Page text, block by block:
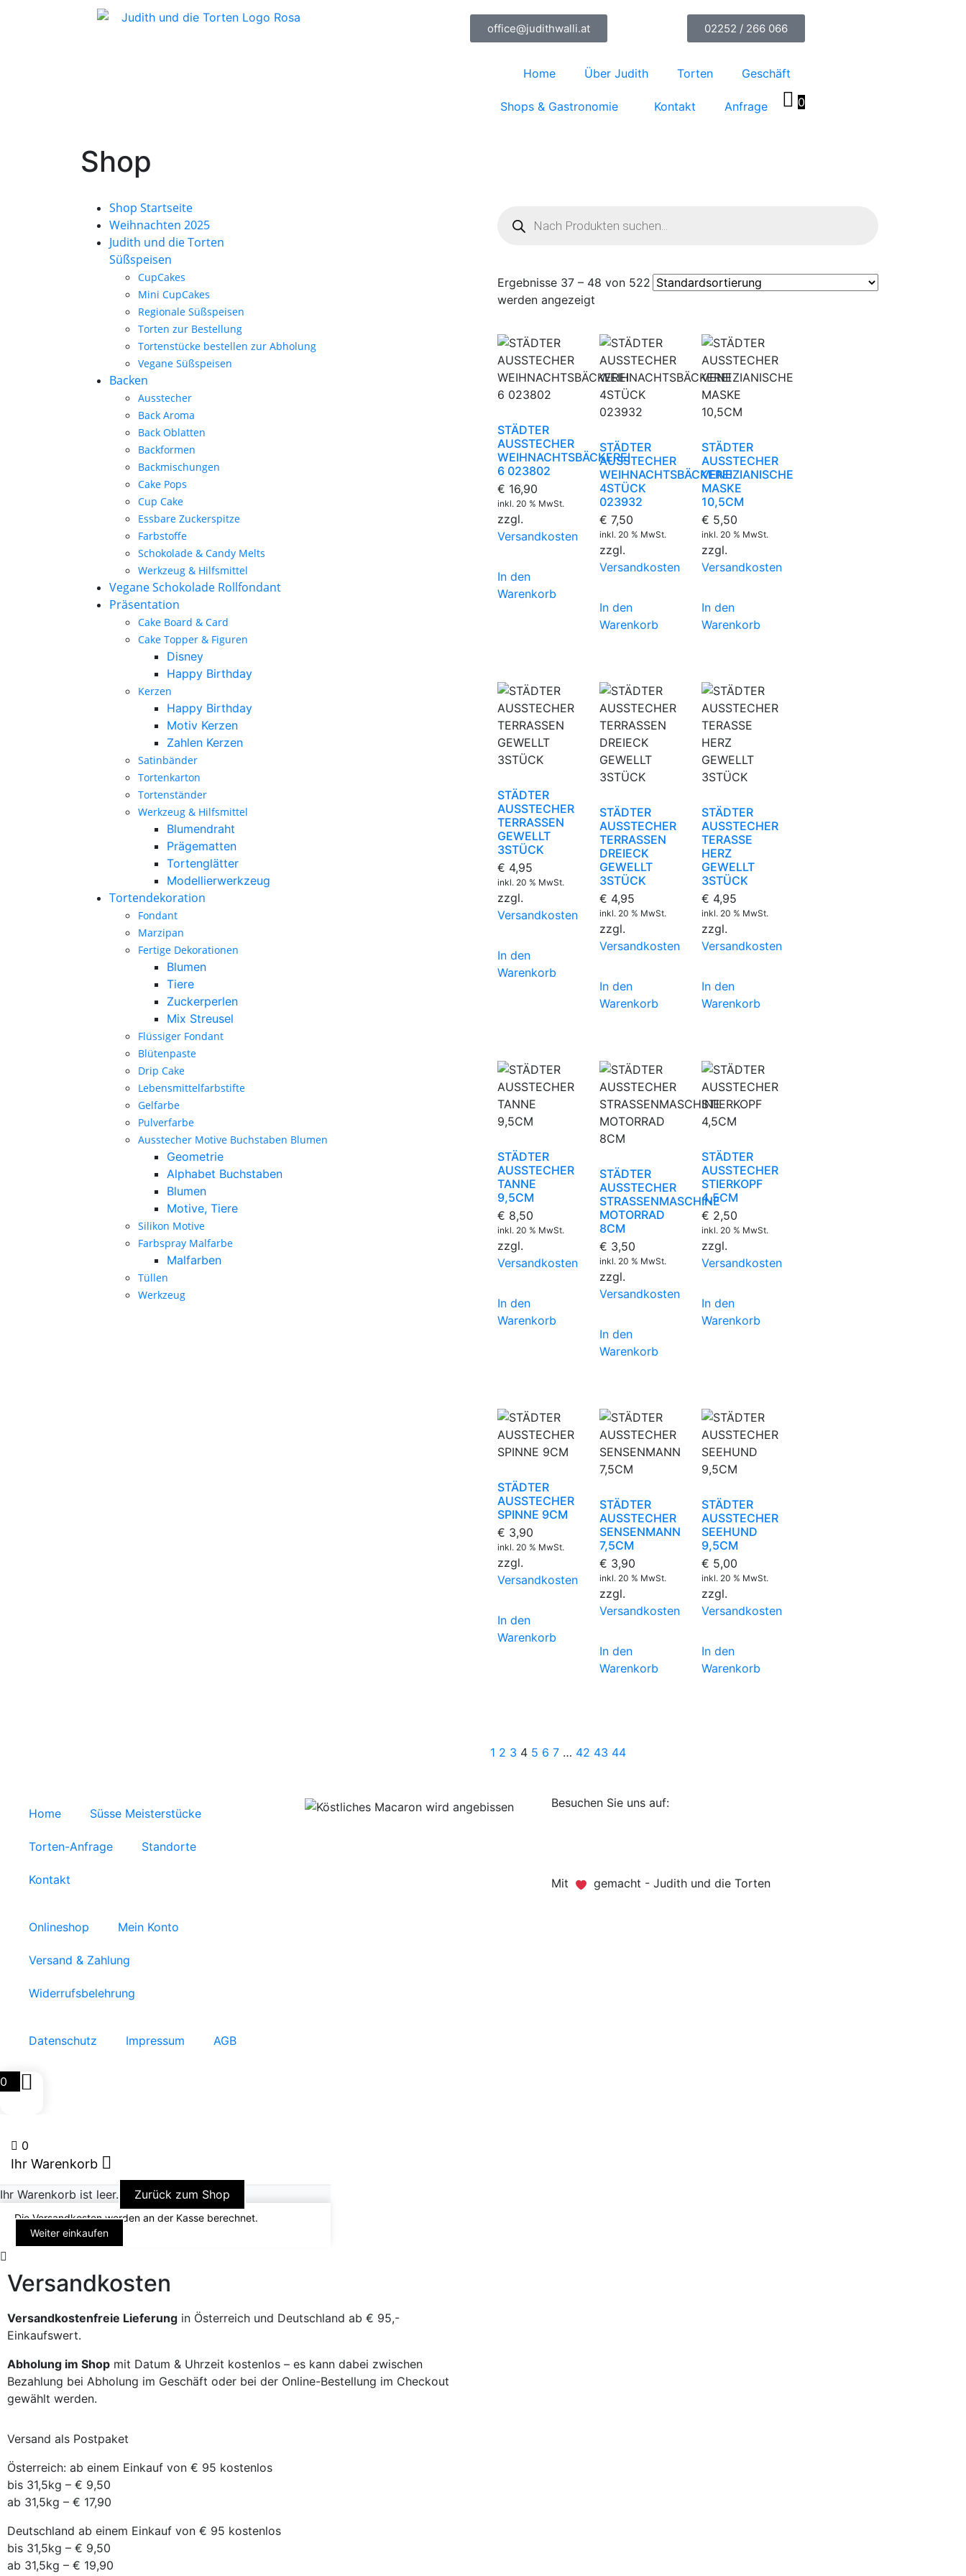
office@judithwalli.at 02252 / 266 066
Home Über Judith Torten Geschäft
Shops & Gastronomie Kontakt Anfrage 0
Shop
Shop Startseite
Weihnachten 2025
Judith und die Torten
Süßspeisen
CupCakes
Mini CupCakes
Regionale Süßspeisen
Torten zur Bestellung
Tortenstücke bestellen zur Abholung
Vegane Süßspeisen
Backen
Ausstecher
Back Aroma
Back Oblatten
Backformen
Backmischungen
Cake Pops
Cup Cake
Essbare Zuckerspitze
Farbstoffe
Schokolade & Candy Melts
Werkzeug & Hilfsmittel
Vegane Schokolade Rollfondant
Präsentation
Cake Board & Card
Cake Topper & Figuren
Disney
Happy Birthday
Kerzen
Happy Birthday
Motiv Kerzen
Zahlen Kerzen
Satinbänder
Tortenkarton
Tortenständer
Werkzeug & Hilfsmittel
Blumendraht
Prägematten
Tortenglätter
Modellierwerkzeug
Tortendekoration
Fondant
Marzipan
Fertige Dekorationen
Blumen
Tiere
Zuckerperlen
Mix Streusel
Flüssiger Fondant
Blütenpaste
Drip Cake
Lebensmittelfarbstifte
Gelfarbe
Pulverfarbe
Ausstecher Motive Buchstaben Blumen
Geometrie
Alphabet Buchstaben
Blumen
Motive, Tiere
Silikon Motive
Farbspray Malfarbe
Malfarben
Tüllen
Werkzeug
Ergebnisse 37 – 48 von 522
werden angezeigt
STÄDTER
AUSSTECHER
WEIHNACHTSBÄCKEREI
6 023802
€ 16,90
inkl. 20 % MwSt.
zzgl.
Versandkosten
In den
Warenkorb
STÄDTER
AUSSTECHER
WEIHNACHTSBÄCKEREI
4STÜCK
023932
€ 7,50
inkl. 20 % MwSt.
zzgl.
Versandkosten
In den
Warenkorb
STÄDTER
AUSSTECHER
VENEZIANISCHE
MASKE
10,5CM
€ 5,50
inkl. 20 % MwSt.
zzgl.
Versandkosten
In den
Warenkorb
STÄDTER
AUSSTECHER
TERRASSEN
GEWELLT
3STÜCK
€ 4,95
inkl. 20 % MwSt.
zzgl.
Versandkosten
In den
Warenkorb
STÄDTER
AUSSTECHER
TERRASSEN
DREIECK
GEWELLT
3STÜCK
€ 4,95
inkl. 20 % MwSt.
zzgl.
Versandkosten
In den
Warenkorb
STÄDTER
AUSSTECHER
TERASSE
HERZ
GEWELLT
3STÜCK
€ 4,95
inkl. 20 % MwSt.
zzgl.
Versandkosten
In den
Warenkorb
STÄDTER
AUSSTECHER
TANNE
9,5CM
€ 8,50
inkl. 20 % MwSt.
zzgl.
Versandkosten
In den
Warenkorb
STÄDTER
AUSSTECHER
STRASSENMASCHINE
MOTORRAD
8CM
€ 3,50
inkl. 20 % MwSt.
zzgl.
Versandkosten
In den
Warenkorb
STÄDTER
AUSSTECHER
STIERKOPF
4,5CM
€ 2,50
inkl. 20 % MwSt.
zzgl.
Versandkosten
In den
Warenkorb
STÄDTER
AUSSTECHER
SPINNE 9CM
€ 3,90
inkl. 20 % MwSt.
zzgl.
Versandkosten
In den
Warenkorb
STÄDTER
AUSSTECHER
SENSENMANN
7,5CM
€ 3,90
inkl. 20 % MwSt.
zzgl.
Versandkosten
In den
Warenkorb
STÄDTER
AUSSTECHER
SEEHUND
9,5CM
€ 5,00
inkl. 20 % MwSt.
zzgl.
Versandkosten
In den
Warenkorb
1 2 3 4 5 6 7 … 42 43 44
Home Süsse Meisterstücke
Torten-Anfrage Standorte
Kontakt
Onlineshop Mein Konto
Versand & Zahlung
Widerrufsbelehrung
Datenschutz Impressum AGB
Besuchen Sie uns auf:
Mit gemacht - Judith und die Torten
0
0
Ihr Warenkorb
Ihr Warenkorb ist leer. Zurück zum Shop
Die Versandkosten werden an der Kasse berechnet.
Weiter einkaufen
Versandkosten
Versandkostenfreie Lieferung in Österreich und Deutschland ab € 95,-
Einkaufswert.
Abholung im Shop mit Datum & Uhrzeit kostenlos – es kann dabei zwischen
Bezahlung bei Abholung im Geschäft oder bei der Online-Bestellung im Checkout
gewählt werden.
Versand als Postpaket
Österreich: ab einem Einkauf von € 95 kostenlos
bis 31,5kg – € 9,50
ab 31,5kg – € 17,90
Deutschland ab einem Einkauf von € 95 kostenlos
bis 31,5kg – € 9,50
ab 31,5kg – € 19,90